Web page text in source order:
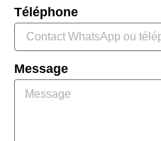
Téléphone
Message